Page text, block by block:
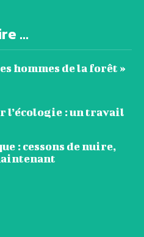
...
hommes de la forêt »
l’écologie : un travail
: cessons de nuire,